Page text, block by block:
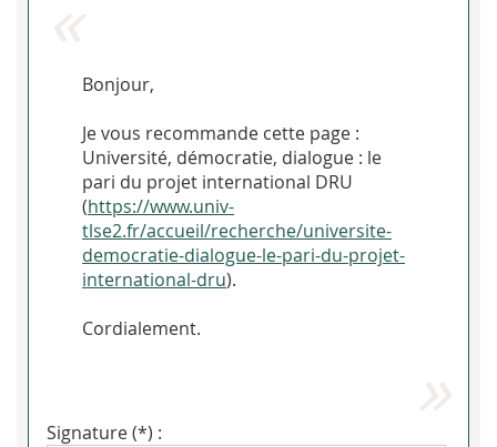
Bonjour,
Je vous recommande cette page :
Université, démocratie, dialogue : le
pari du projet international DRU
(https://www.univ-
tlse2.fr/accueil/recherche/universite-
democratie-dialogue-le-pari-du-projet-
international-dru).
Cordialement.
Signature (*) :